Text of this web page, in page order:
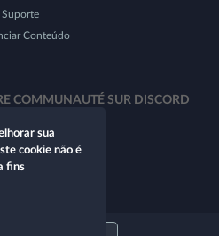
Suporte
Conteúdo
COMMUNAUTÉ SUR DISCORD
sua
cookie não é
fins